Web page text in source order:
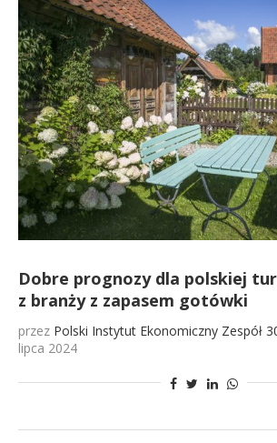
Dobre prognozy dla polskiej
z branży z zapasem gotówki
przez Polski Instytut Ekonomiczny Zespół
lipca 2024